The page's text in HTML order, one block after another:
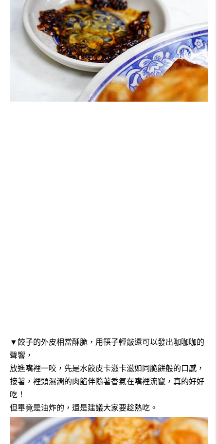
▼餃子的外皮相當酥脆，用筷子輕敲還可以發出咖咖咖的
聲響，
放進嘴裡一咬，先是水餃皮卡滋卡滋如同脆餅般的口感，
接著，裡頭濕潤的肉餡伴隨著香氣在嘴裡流竄，真的好好
吃！
但畢竟是油炸的，還是建議大家要趁熱吃。